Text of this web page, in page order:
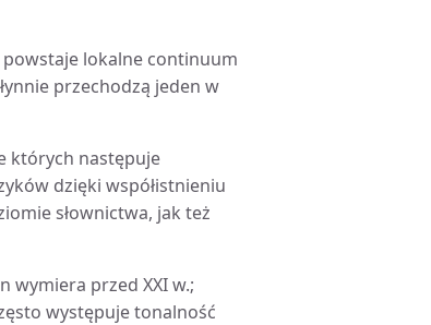
lokalne continuum
przechodzą jeden w
których następuje
dzięki współistnieniu
słownictwa, jak też
wymiera przed XXI w.;
występuje tonalność